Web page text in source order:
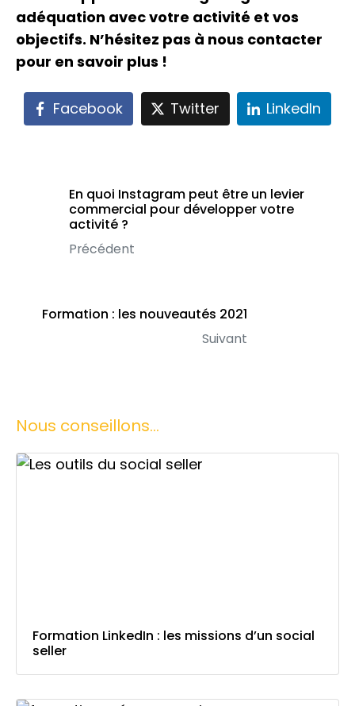
adéquation avec votre activité et vos
objectifs. N’hésitez pas à nous contacter
pour en savoir plus !
Facebook Twitter LinkedIn
En quoi Instagram peut être un levier
commercial pour développer votre
activité ?
Précédent
Formation : les nouveautés 2021
Suivant
Nous conseillons...
Formation LinkedIn : les missions d’un social
seller